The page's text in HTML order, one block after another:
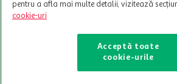
pentru a afla mai multe detalii, vizitează
cookie-uri
Acceptă toate
cookie-urile